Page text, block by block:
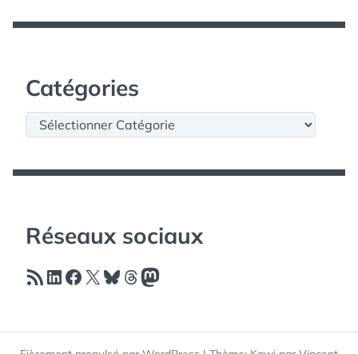
Catégories
Catégories
Réseaux sociaux
Flux RSSLinkedIn
Facebook
X Bluesky
Threads
Mastodon